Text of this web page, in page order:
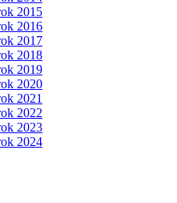
2015
2016
2017
2018
2019
2020
2021
2022
2023
2024